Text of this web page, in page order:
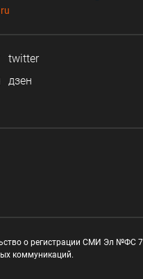
twitter
дзен
о регистрации СМИ Эл №ФС
коммуникаций.